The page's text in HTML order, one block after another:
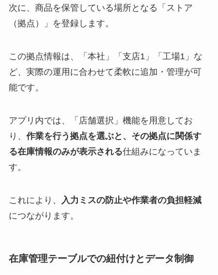
次に、商品を保管している場所となる「ストア
（拠点）」を登録します。
この拠点情報は、「本社」「支店1」「工場1」な
ど、実際の運用に合わせて柔軟に追加・管理が可
能です。
アプリ内では、「店舗選択」機能を用意してお
り、 作業を行う拠点を選ぶと、その拠点に関係す
る在庫情報のみが表示される仕組みになっていま
す。
これにより、
入力ミスの防止や作業者の負担軽減
につながります。
在庫管理テーブルでの紐付けとデータ制御